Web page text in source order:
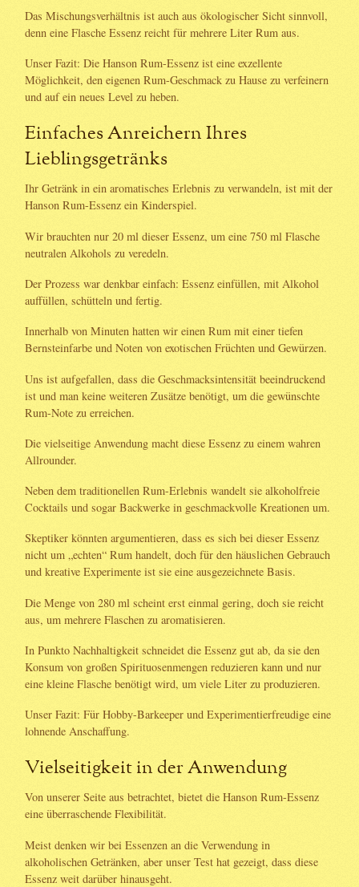
Das Mischungsverhältnis ist auch aus ökologischer Sicht sinnvoll,
denn eine Flasche Essenz reicht für mehrere Liter Rum aus.
Unser Fazit: Die Hanson Rum-Essenz ist eine exzellente
Möglichkeit, den eigenen Rum-Geschmack zu Hause zu verfeinern
und auf ein neues Level zu heben.
Einfaches Anreichern Ihres
Lieblingsgetränks
Ihr Getränk in ein aromatisches Erlebnis zu verwandeln, ist mit der
Hanson Rum-Essenz ein Kinderspiel.
Wir brauchten nur 20 ml dieser Essenz, um eine 750 ml Flasche
neutralen Alkohols zu veredeln.
Der Prozess war denkbar einfach: Essenz einfüllen, mit Alkohol
auffüllen, schütteln und fertig.
Innerhalb von Minuten hatten wir einen Rum mit einer tiefen
Bernsteinfarbe und Noten von exotischen Früchten und Gewürzen.
Uns ist aufgefallen, dass die Geschmacksintensität beeindruckend
ist und man keine weiteren Zusätze benötigt, um die gewünschte
Rum-Note zu erreichen.
Die vielseitige Anwendung macht diese Essenz zu einem wahren
Allrounder.
Neben dem traditionellen Rum-Erlebnis wandelt sie alkoholfreie
Cocktails und sogar Backwerke in geschmackvolle Kreationen um.
Skeptiker könnten argumentieren, dass es sich bei dieser Essenz
nicht um „echten“ Rum handelt, doch für den häuslichen Gebrauch
und kreative Experimente ist sie eine ausgezeichnete Basis.
Die Menge von 280 ml scheint erst einmal gering, doch sie reicht
aus, um mehrere Flaschen zu aromatisieren.
In Punkto Nachhaltigkeit schneidet die Essenz gut ab, da sie den
Konsum von großen Spirituosenmengen reduzieren kann und nur
eine kleine Flasche benötigt wird, um viele Liter zu produzieren.
Unser Fazit: Für Hobby-Barkeeper und Experimentierfreudige eine
lohnende Anschaffung.
Vielseitigkeit in der Anwendung
Von unserer Seite aus betrachtet, bietet die Hanson Rum-Essenz
eine überraschende Flexibilität.
Meist denken wir bei Essenzen an die Verwendung in
alkoholischen Getränken, aber unser Test hat gezeigt, dass diese
Essenz weit darüber hinausgeht.